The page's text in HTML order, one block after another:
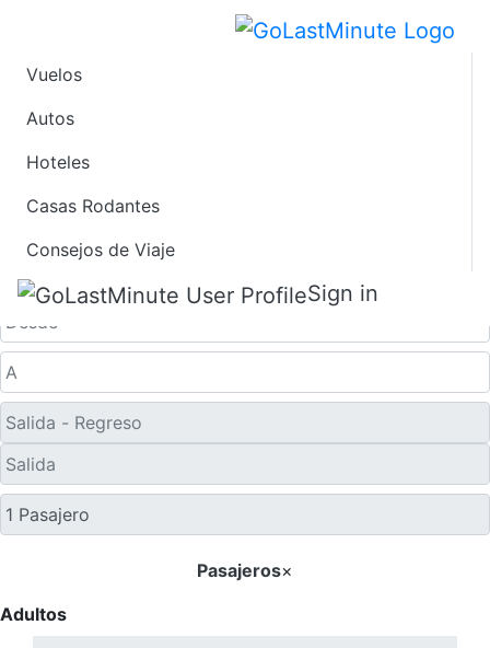
Vuelos
Autos
Hoteles
Casas Rodantes
Consejos de Viaje
Sign in
Ofertas de Viaje de
Último Minuto a
Solo ida
Pasajeros×
Adultos